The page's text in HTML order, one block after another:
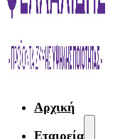
Αρχική
Εταιρεία